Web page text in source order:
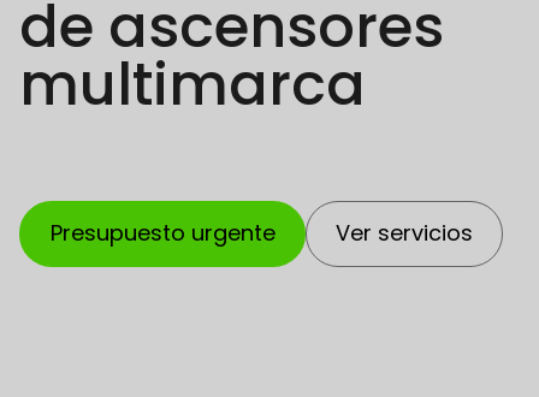
de ascensores
multimarca
Presupuesto urgente Ver servicios